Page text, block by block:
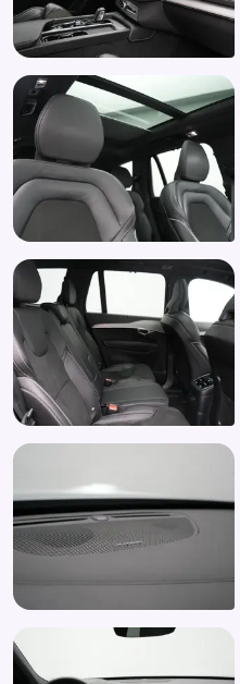
Interieurklimaat vooraf
Isofix bevestiging voor
Keyless start
Koplampreiniging
Kruisend verkeer detectie
Lane assist
LED achterlichten
LED dagrijverlichting
Lederen interieurdelen
LED koplampen
LED koplampen adaptief
Lendesteun(en) verstelbaar
Lichtmetalen velgen 22"
Luxe lederen bekleding
Metaalkleur
Multimedia-voorbereiding
Navigatie
Navigatiesysteem
Open dak
Oplaadmogelijkheid
Panoramadak
Parkeersensor achter